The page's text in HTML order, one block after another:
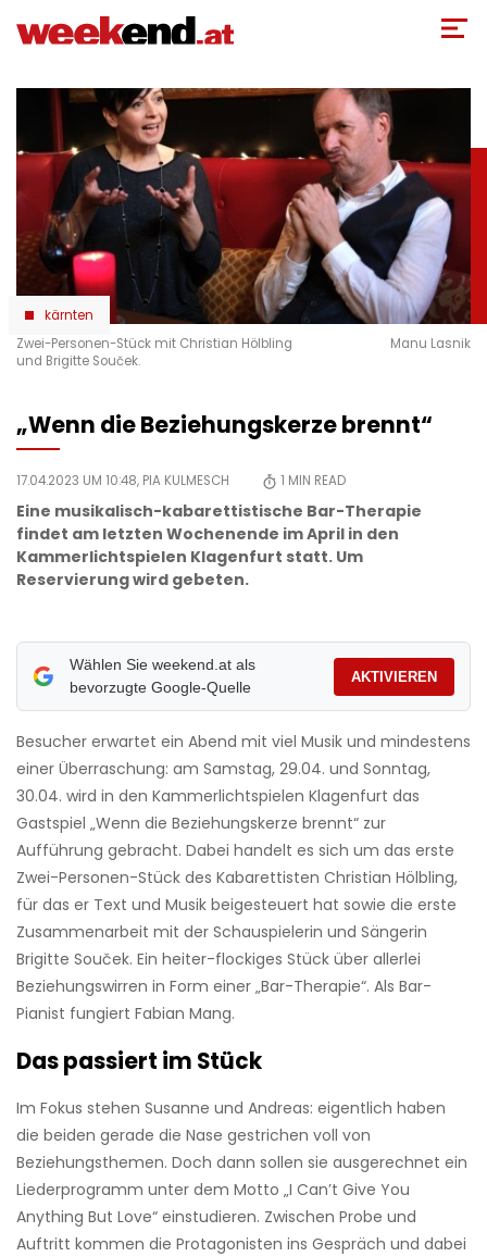
zum
kärnten
Zwei-Personen-Stück mit Christian Hölbling
und Brigitte Souček.
Manu Lasnik
„Wenn die Beziehungskerze brennt“
17.04.2023 UM 10:48, PIA KULMESCH 1 MIN READ
Eine musikalisch-kabarettistische Bar-Therapie
findet am letzten Wochenende im April in den
Kammerlichtspielen Klagenfurt statt. Um
Reservierung wird gebeten.
Wählen Sie weekend.at als
bevorzugte Google-Quelle
AKTIVIEREN
Besucher erwartet ein Abend mit viel Musik und mindestens
einer Überraschung: am Samstag, 29.04. und Sonntag,
30.04. wird in den Kammerlichtspielen Klagenfurt das
Gastspiel „Wenn die Beziehungskerze brennt“ zur
Aufführung gebracht. Dabei handelt es sich um das erste
Zwei-Personen-Stück des Kabarettisten Christian Hölbling,
für das er Text und Musik beigesteuert hat sowie die erste
Zusammenarbeit mit der Schauspielerin und Sängerin
Brigitte Souček. Ein heiter-flockiges Stück über allerlei
Beziehungswirren in Form einer „Bar-Therapie“. Als Bar-
Pianist fungiert Fabian Mang.
Das passiert im Stück
Im Fokus stehen Susanne und Andreas: eigentlich haben
die beiden gerade die Nase gestrichen voll von
Beziehungsthemen. Doch dann sollen sie ausgerechnet ein
Liederprogramm unter dem Motto „I Can’t Give You
Anything But Love“ einstudieren. Zwischen Probe und
Auftritt kommen die Protagonisten ins Gespräch und dabei